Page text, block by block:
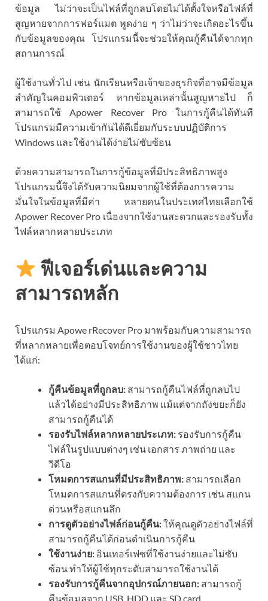
ข้อมูล ไม่ว่าจะเป็นไฟล์ที่ถูกลบโดยไม่ได้ตั้งใจหรือไฟล์ที่
สูญหายจากการฟอร์แมต พูดง่าย ๆ ว่าไม่ว่าจะเกิดอะไรขึ้น
กับข้อมูลของคุณ โปรแกรมนี้จะช่วยให้คุณกู้คืนได้จากทุก
สถานการณ์
ผู้ใช้งานทั่วไป เช่น นักเรียนหรือเจ้าของธุรกิจที่อาจมีข้อมูล
สำคัญในคอมพิวเตอร์ หากข้อมูลเหล่านั้นสูญหายไป ก็
สามารถใช้ Apower Recover Pro ในการกู้คืนได้ทันที
โปรแกรมมีความเข้ากันได้ดีเยี่ยมกับระบบปฏิบัติการ
Windows และใช้งานได้ง่ายไม่ซับซ้อน
ด้วยความสามารถในการกู้ข้อมูลที่มีประสิทธิภาพสูง
โปรแกรมนี้จึงได้รับความนิยมจากผู้ใช้ที่ต้องการความ
มั่นใจในข้อมูลที่มีค่า หลายคนในประเทศไทยเลือกใช้
Apower Recover Pro เนื่องจากใช้งานสะดวกและรองรับทั้ง
ไฟล์หลากหลายประเภท
ฟีเจอร์เด่นและความ
สามารถหลัก
โปรแกรม Apowe rRecover Pro มาพร้อมกับความสามารถ
ที่หลากหลายเพื่อตอบโจทย์การใช้งานของผู้ใช้ชาวไทย
ได้แก่:
กู้คืนข้อมูลที่ถูกลบ: สามารถกู้คืนไฟล์ที่ถูกลบไป
แล้วได้อย่างมีประสิทธิภาพ แม้แต่จากถังขยะก็ยัง
สามารถกู้คืนได้
รองรับไฟล์หลากหลายประเภท: รองรับการกู้คืน
ไฟล์ในรูปแบบต่างๆ เช่น เอกสาร ภาพถ่าย และ
วิดีโอ
โหมดการสแกนที่มีประสิทธิภาพ: สามารถเลือก
โหมดการสแกนที่ตรงกับความต้องการ เช่น สแกน
ด่วนหรือสแกนลึก
การดูตัวอย่างไฟล์ก่อนกู้คืน:ให้คุณดูตัวอย่างไฟล์ที่
สามารถกู้คืนได้ก่อนดำเนินการกู้คืน
ใช้งานง่าย: อินเทอร์เฟซที่ใช้งานง่ายและไม่ซับ
ซ้อน ทำให้ผู้ใช้ทุกระดับสามารถใช้งานได้
รองรับการกู้คืนจากอุปกรณ์ภายนอก: สามารถกู้
คืนข้อมูลจาก USB, HDD และ SD card